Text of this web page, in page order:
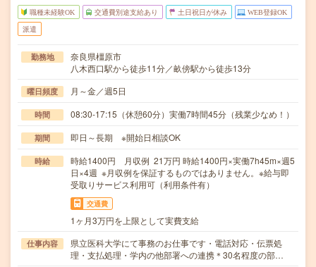
職種未経験OK 交通費別途支給あり 土日祝日が休み WEB登録OK
派遣
勤務地
奈良県橿原市
八木西口駅から徒歩11分／畝傍駅から徒歩13分
曜日頻度 月～金／週5日
時間 08:30-17:15（休憩60分）実働7時間45分（残業少なめ！）
期間 即日～長期 ※開始日相談OK
時給
時給1400円 月収例 21万円 時給1400円×実働7h45m×週5
日×4週 ※月収例を保証するものではありません。※給与即
受取りサービス利用可（利用条件有）
交通費
1ヶ月3万円を上限として実費支給
仕事内容
県立医科大学にて事務のお仕事です・電話対応・伝票処
理・支払処理・学内の他部署への連携＊30名程度の部…